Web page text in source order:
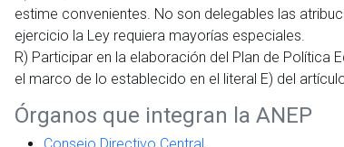
estime convenientes. No son delegables las
ejercicio la Ley requiera mayorías especiales.
R) Participar en la elaboración del Plan de Política
el marco de lo establecido en el literal E) del
Órganos que integran la ANEP